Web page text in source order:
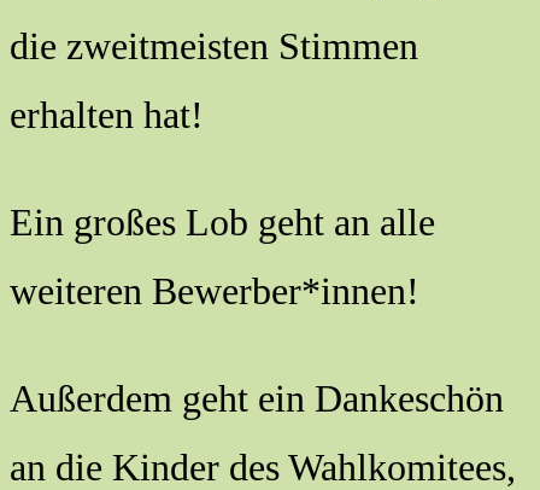
die zweitmeisten Stimmen
erhalten hat!
Ein großes Lob geht an alle
weiteren Bewerber*innen!
Außerdem geht ein Dankeschön
an die Kinder des Wahlkomitees,